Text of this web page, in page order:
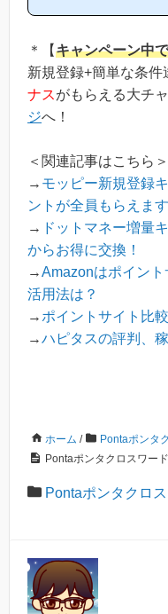
ジからハピタスへの新規
の記事を参考に進め...
＊【キャンペーン中
新規登録+簡単な条件
ナスがもらえる大チ
ジへ！
＜関連記事はこちら＞
→ モッピー新規登録
ントが全員もらえます
→ ドットマネー増量
からお得に交換！
→Amazonはポイン
活用法は？
→ ポイントサイト比
→ハピタスの評判、
ホーム / Pontaポンタ
Pontaポンタクロスワー
Pontaポンタクロ